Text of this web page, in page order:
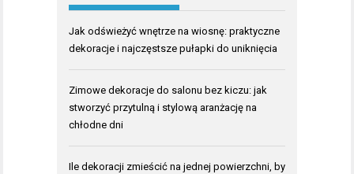
Jak odświeżyć wnętrze na wiosnę: praktyczne
dekoracje i najczęstsze pułapki do uniknięcia
Zimowe dekoracje do salonu bez kiczu: jak
stworzyć przytulną i stylową aranżację na
chłodne dni
Ile dekoracji zmieścić na jednej powierzchni, by